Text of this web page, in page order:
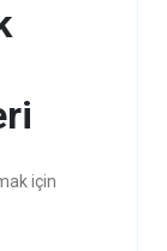
için